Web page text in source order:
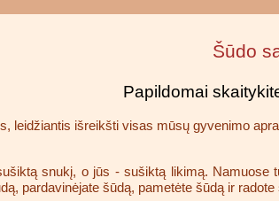
Šūdo
Papildomai
leidžiantis išreikšti visas mūsų gyvenimo
snukį, o jūs - sušiktą likimą.
pardavinėjate šūdą, pametėte šūdą ir